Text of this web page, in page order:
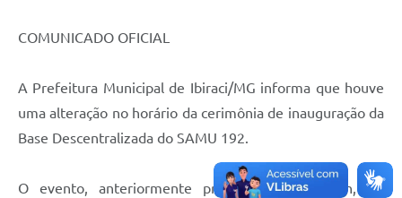
COMUNICADO OFICIAL
A Prefeitura Municipal de Ibiraci/MG informa que houve
uma alteração no horário da cerimônia de inauguração da
Base Descentralizada do SAMU 192.
O evento, anteriormente previsto para as 15h, foi